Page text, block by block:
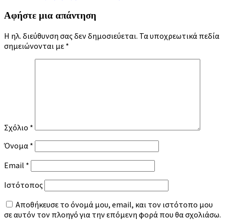
Αφήστε μια απάντηση
Η ηλ. διεύθυνση σας δεν δημοσιεύεται. Τα υποχρεωτικά πεδία
σημειώνονται με *
Σχόλιο *
Όνομα *
Email *
Ιστότοπος
Αποθήκευσε το όνομά μου, email, και τον ιστότοπο μου
σε αυτόν τον πλοηγό για την επόμενη φορά που θα σχολιάσω.